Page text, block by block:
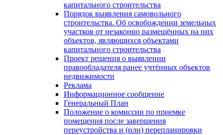
капитального строительства
Порядок выявления самовольного
строительства. Об освобождении земельных
участков от незаконно размещённых на них
объектов, являющихся объектами
капитального строительства
Проект решения о выявлении
правообладателя ранее учтённых объектов
недвижимости
Реклама
Информационное сообщение
Генеральный План
Положение о комиссии по приемке
помещения после завершения
переустройства и (или) перепланировки